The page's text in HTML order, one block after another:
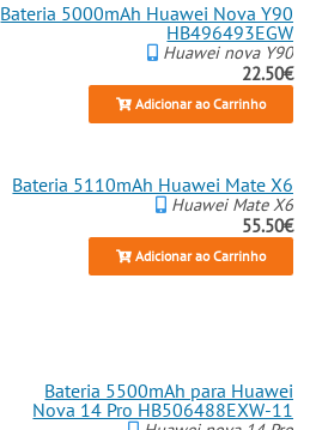
Bateria 5000mAh Huawei Nova Y90
HB496493EGW
Huawei nova Y90
22.50€
Adicionar ao Carrinho
Bateria 5110mAh Huawei Mate X6
Huawei Mate X6
55.50€
Adicionar ao Carrinho
Bateria 5500mAh para Huawei
Nova 14 Pro HB506488EXW-11